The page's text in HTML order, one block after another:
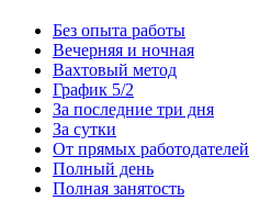
Без опыта работы
Вечерняя и ночная
Вахтовый метод
График 5/2
За последние три дня
За сутки
От прямых работодателей
Полный день
Полная занятость